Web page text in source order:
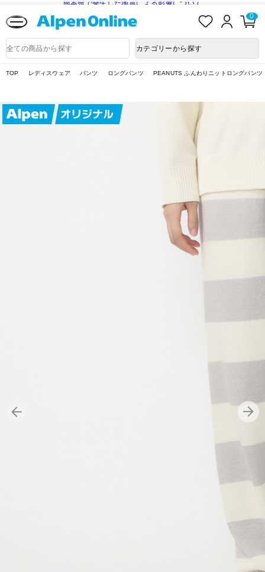
熊本県で発生した地震による影響について
入
ロ
ン
0
品
検
カテゴリーから探す
TOP レディスウェア パンツ ロングパンツ PEANUTS ふんわりニットロングパンツ